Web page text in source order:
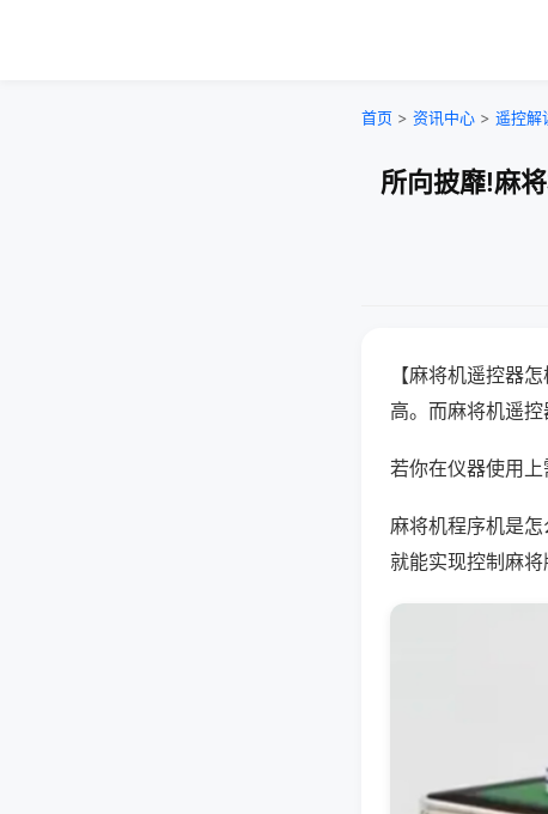
首页 > 资讯中心 > 遥控解
所向披靡!麻
【麻将机遥控器
高。而麻将机遥
若你在仪器使用
麻将机程序机是
就能实现控制麻将